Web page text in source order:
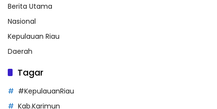
Berita Utama
Nasional
Kepulauan Riau
Daerah
Tagar
#KepulauanRiau
Kab.Karimun